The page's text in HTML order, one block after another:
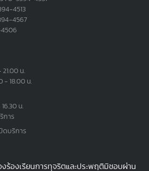
4513
4567
น.
- 18.00 น.
น.
การ
ดบริการ
งร้องเรียนการทุจริตและประพฤติมิชอบผ่าน